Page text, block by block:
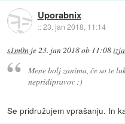
Uporabnix
::23. jan 2018, 11:14
s1m0n je23. jan 2018 ob 11:08
Mene bolj zanima, če so te
nepridipravov :)
Se pridružujem vprašanju. In